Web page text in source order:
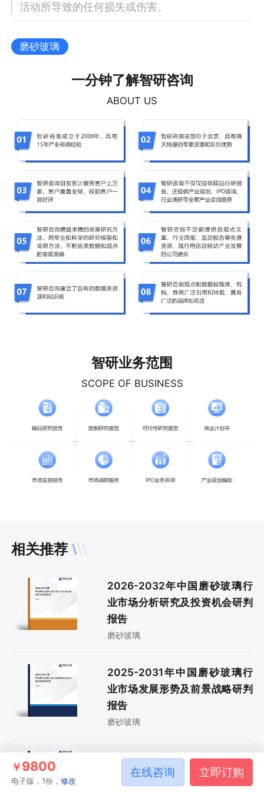
活动所导致的任何损失或伤害。
磨砂玻璃
一分钟了解智研咨询
ABOUT US
智研业务范围
SCOPE OF BUSINESS
相关推荐
2026-2032年中国磨砂玻璃行
业市场分析研究及投资机会研判
报告
磨砂玻璃
2025-2031年中国磨砂玻璃行
业市场发展形势及前景战略研判
报告
磨砂玻璃
2024-2030年中国磨砂玻璃行
业市场行情动态及投资前景研判
￥9800
电子版，1份，修改
在线咨询 立即订购